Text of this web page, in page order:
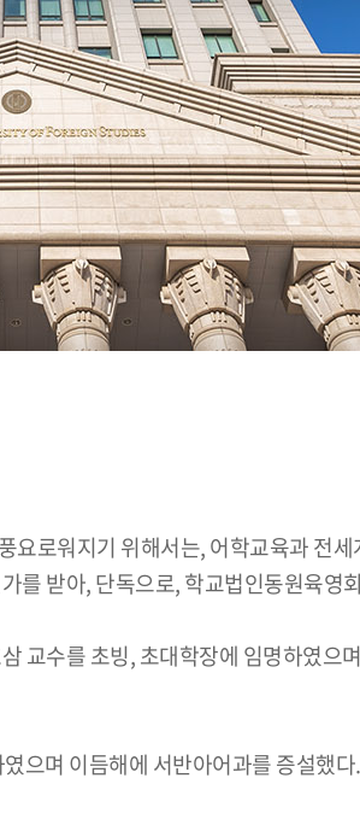
요로워지기 위해서는, 어학교육과 전
를 받아, 단독으로, 학교법인동원육영
교수를 초빙, 초대학장에 임명하였
으며 이듬해에 서반아어과를 증설했다.